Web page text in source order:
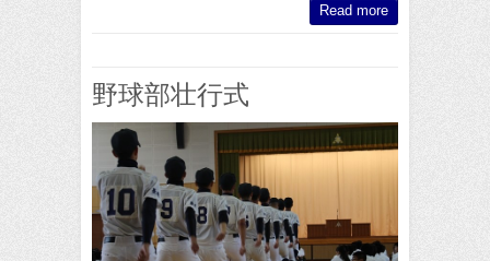
Read more
野球部壮行式